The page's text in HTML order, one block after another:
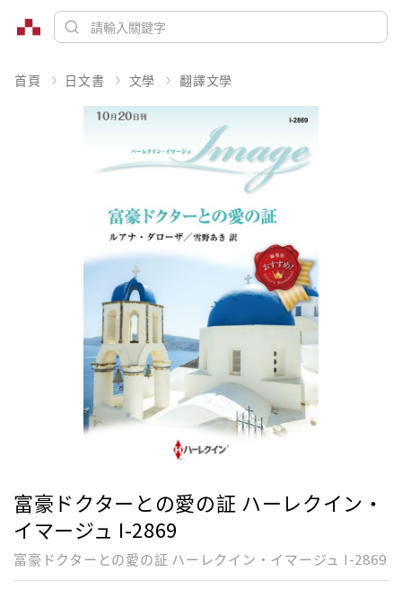
首頁 日文書 文學 翻譯文學
富豪ドクターとの愛の証 ハーレクイン・
イマージュ I-2869
富豪ドクターとの愛の証 ハーレクイン・イマージュ I-2869